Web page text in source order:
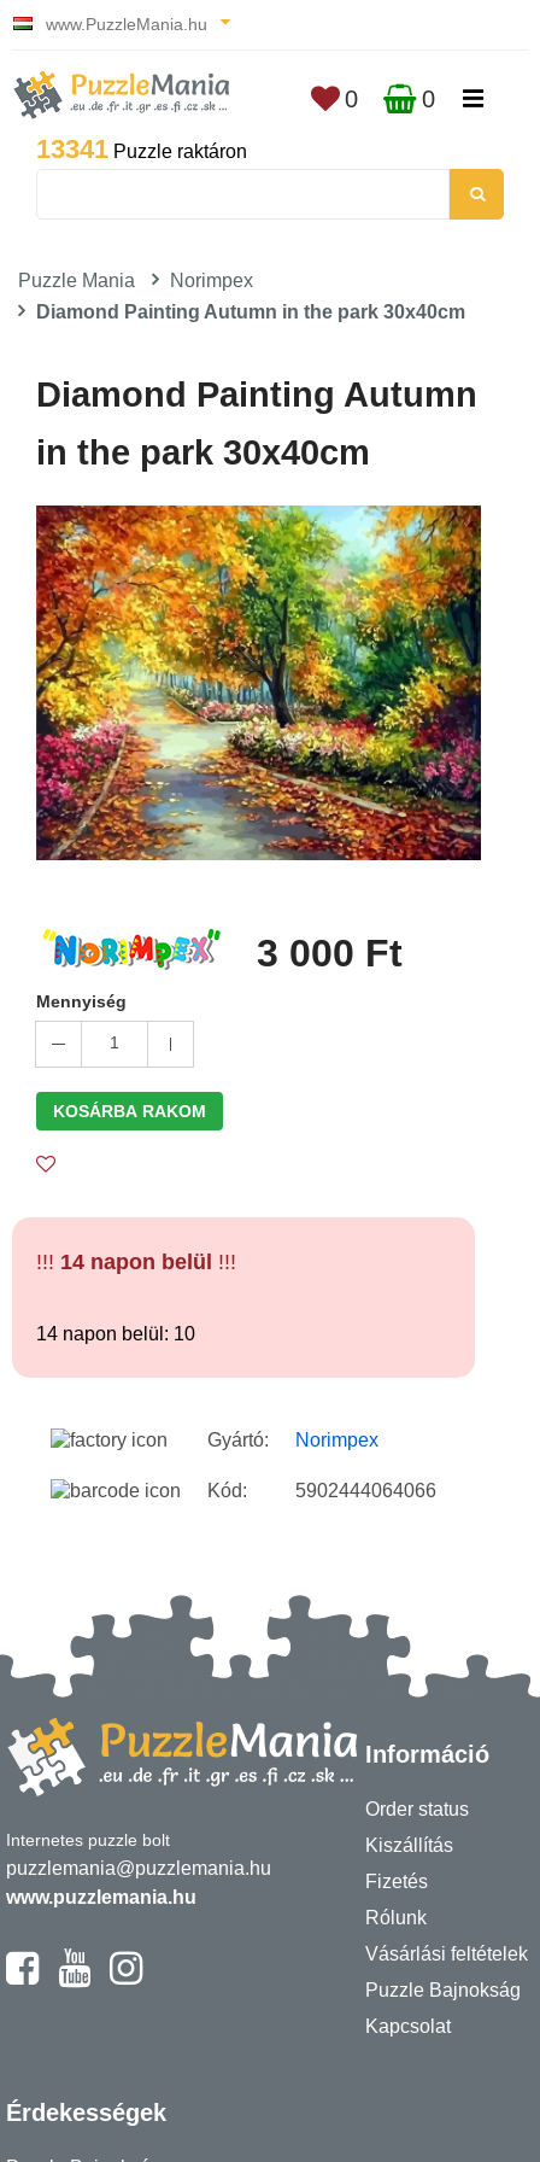
www.PuzzleMania.hu
13341 Puzzle raktáron
0 0
Puzzle Mania
Norimpex
Diamond Painting Autumn in the park 30x40cm
Diamond Painting Autumn
in the park 30x40cm
3 000 Ft
Mennyiség
1
KOSÁRBA RAKOM
!!! 14 napon belül !!!
14 napon belül: 10
Gyártó: Norimpex
Kód: 5902444064066
Internetes puzzle bolt
puzzlemania@puzzlemania.hu
www.puzzlemania.hu
Információ
Order status
Kiszállítás
Fizetés
Rólunk
Vásárlási feltételek
Puzzle Bajnokság
Kapcsolat
Érdekességek